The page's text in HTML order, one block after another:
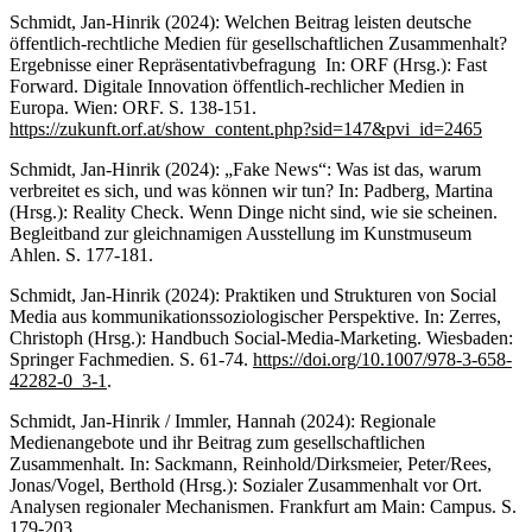
Schmidt, Jan-Hinrik (2024): Welchen Beitrag leisten deutsche
öffentlich-rechtliche Medien für gesellschaftlichen Zusammenhalt?
Ergebnisse einer Repräsentativbefragung In: ORF (Hrsg.): Fast
Forward. Digitale Innovation öffentlich-rechlicher Medien in
Europa. Wien: ORF. S. 138-151.
https://zukunft.orf.at/show_content.php?sid=147&pvi_id=2465
Schmidt, Jan-Hinrik (2024): „Fake News“: Was ist das, warum
verbreitet es sich, und was können wir tun? In: Padberg, Martina
(Hrsg.): Reality Check. Wenn Dinge nicht sind, wie sie scheinen.
Begleitband zur gleichnamigen Ausstellung im Kunstmuseum
Ahlen. S. 177-181.
Schmidt, Jan-Hinrik (2024): Praktiken und Strukturen von Social
Media aus kommunikationssoziologischer Perspektive. In: Zerres,
Christoph (Hrsg.): Handbuch Social-Media-Marketing. Wiesbaden:
Springer Fachmedien. S. 61-74. https://doi.org/10.1007/978-3-658-
42282-0_3-1 .
Schmidt, Jan-Hinrik / Immler, Hannah (2024): Regionale
Medienangebote und ihr Beitrag zum gesellschaftlichen
Zusammenhalt. In: Sackmann, Reinhold/Dirksmeier, Peter/Rees,
Jonas/Vogel, Berthold (Hrsg.): Sozialer Zusammenhalt vor Ort.
Analysen regionaler Mechanismen. Frankfurt am Main: Campus. S.
179-203.